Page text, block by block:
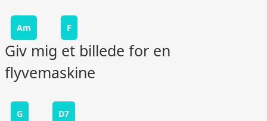
Am F
Giv mig et billede for en
flyvemaskine
G D7